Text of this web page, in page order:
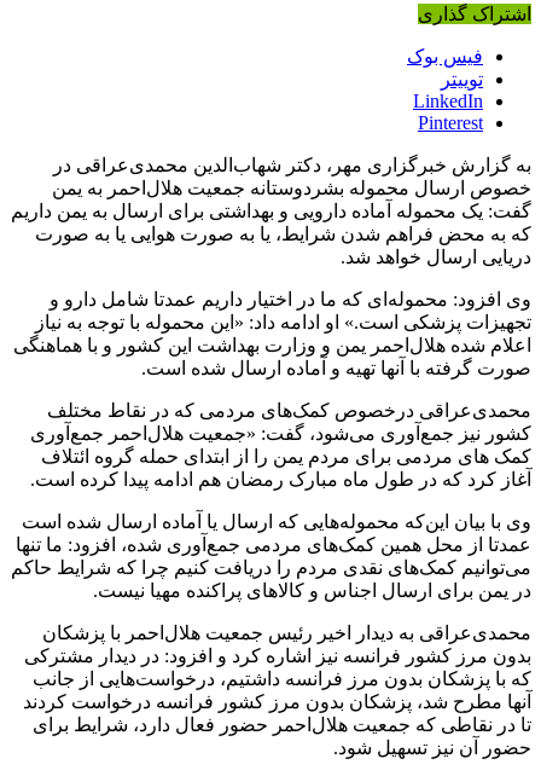
اشتراک گذاری
فیس بوک
توییتر
LinkedIn
Pinterest
به گزارش خبرگزاری مهر، دکتر شهاب‌الدین محمدی‌عراقی در
خصوص ارسال محموله بشردوستانه جمعیت هلال‌احمر به یمن
گفت: یک محموله آماده دارویی و بهداشتی برای ارسال به یمن داریم
که به محض فراهم شدن شرایط، یا به صورت هوایی یا به صورت
دریایی ارسال خواهد شد.
وی افزود: محموله‌ای که ما در اختیار داریم عمدتا شامل دارو و
تجهیزات پزشکی است.» او ادامه داد: «این محموله با توجه به نیاز
اعلام شده هلال‌احمر یمن و وزارت بهداشت این کشور و با هماهنگی
صورت گرفته با آنها تهیه و آماده ارسال شده است.
محمدی‌عراقی درخصوص کمک‌های مردمی که در نقاط مختلف
کشور نیز جمع‌آوری می‌شود، گفت: «جمعیت هلال‌احمر جمع‌آوری
کمک های مردمی برای مردم یمن را از ابتدای حمله گروه ائتلاف
آغاز کرد که در طول ماه مبارک رمضان هم ادامه پیدا کرده است.
وی با بیان این‌که محموله‌هایی که ارسال یا آماده ارسال شده است
عمدتا از محل همین کمک‌های مردمی جمع‌آوری شده، افزود: ما تنها
می‌توانیم کمک‌های نقدی مردم را دریافت کنیم چرا که شرایط حاکم
در یمن برای ارسال اجناس و کالاهای پراکنده مهیا نیست.
محمدی‌عراقی به دیدار اخیر رئیس جمعیت هلال‌احمر با پزشکان
بدون مرز کشور فرانسه نیز اشاره کرد و افزود: در دیدار مشترکی
که با پزشکان بدون مرز فرانسه داشتیم، درخواست‌هایی از جانب
آنها مطرح شد، پزشکان بدون مرز کشور فرانسه درخواست کردند
تا در نقاطی که جمعیت هلال‌احمر حضور فعال دارد، شرایط برای
حضور آن نیز تسهیل شود.